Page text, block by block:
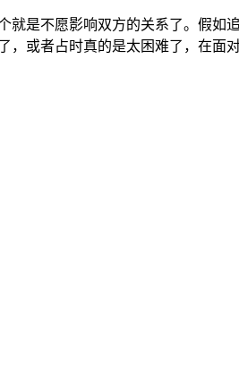
不愿影响双方的关系了。假如
或者占时真的是太困难了，在面